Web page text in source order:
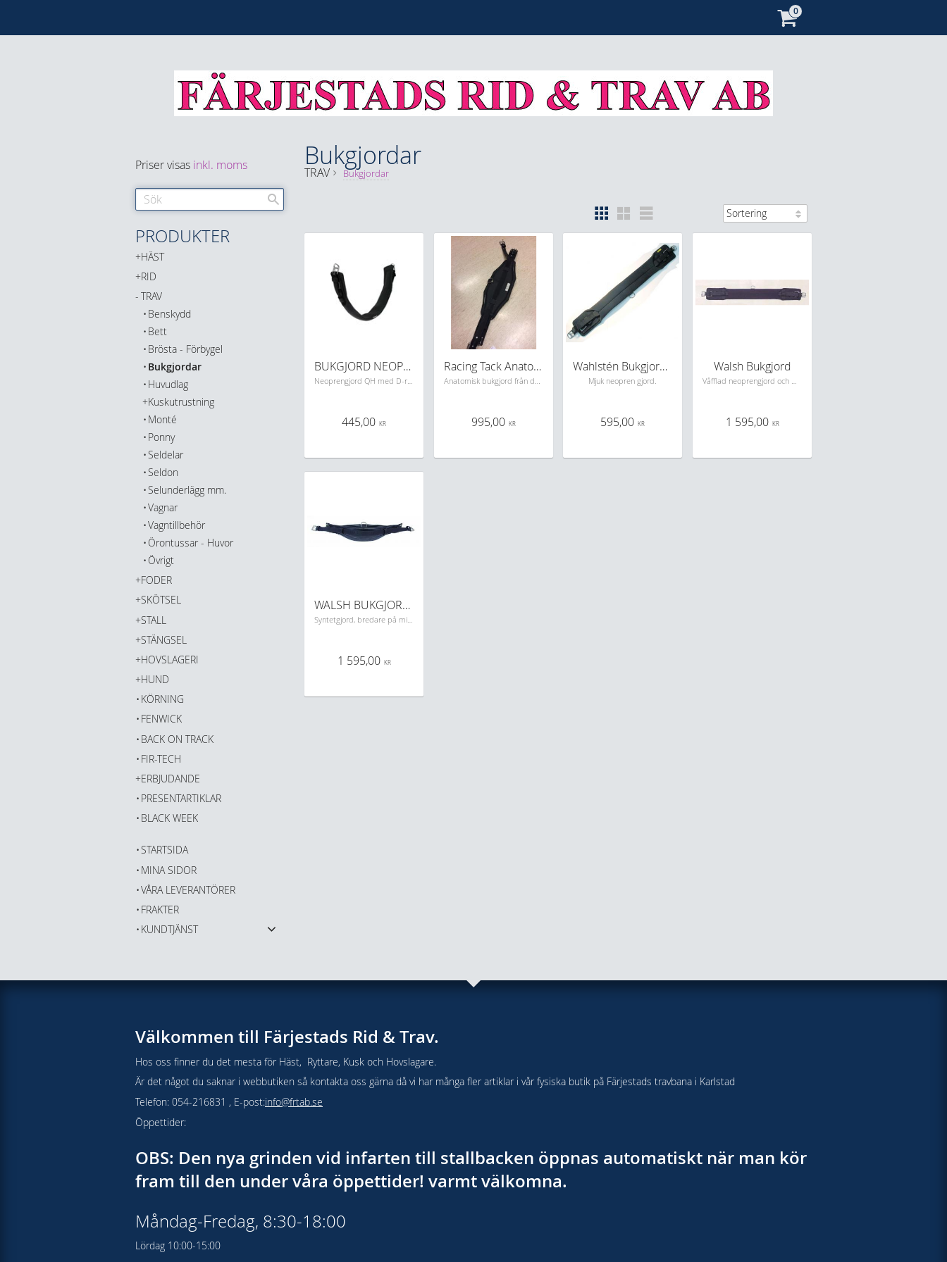
Bukgjordar
TRAV Bukgjordar
BUKGJORD NEOPREN QH
Neoprengjord QH med D-ring på mitten för fäste av förbygel
445,00 KR
Racing Tack Anatomiskbukgjord
Anatomisk bukgjord från det populära märket Racing Tack.
995,00 KR
Wahlstén Bukgjord Neopren
Mjuk neopren gjord.
595,00 KR
Walsh Bukgjord
Våfflad neoprengjord och QH rem
1 595,00 KR
WALSH BUKGJORD 1509
Syntetgjord, bredare på mitten
1 595,00 KR
Priser visas inkl. moms
PRODUKTER
HÄST
RID
TRAV
Benskydd
Bett
Brösta - Förbygel
Bukgjordar
Huvudlag
Kuskutrustning
Monté
Ponny
Seldelar
Seldon
Selunderlägg mm.
Vagnar
Vagntillbehör
Örontussar - Huvor
Övrigt
FODER
SKÖTSEL
STALL
STÄNGSEL
HOVSLAGERI
HUND
KÖRNING
FENWICK
BACK ON TRACK
FIR-TECH
ERBJUDANDE
PRESENTARTIKLAR
BLACK WEEK
STARTSIDA
MINA SIDOR
VÅRA LEVERANTÖRER
FRAKTER
KUNDTJÄNST
Välkommen till Färjestads Rid & Trav.
Hos oss finner du det mesta för Häst, Ryttare, Kusk och Hovslagare.
Är det något du saknar i webbutiken så kontakta oss gärna då vi har många fler artiklar i vår fysiska butik på Färjestads travbana i Karlstad
Telefon: 054-216831 , E-post:info@frtab.se
Öppettider:
OBS: Den nya grinden vid infarten till stallbacken öppnas automatiskt när man kör
fram till den under våra öppettider! varmt välkomna.
Måndag-Fredag, 8:30-18:00
Lördag 10:00-15:00